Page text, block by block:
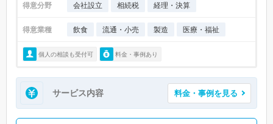
得意分野 会社設立 相続税 経理・決算
得意業種 飲食 流通・小売 製造 医療・福祉
個人の相談も受付可 料金・事例あり
サービス内容 料金・事例を見る